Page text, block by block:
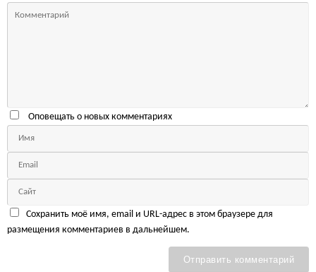
Оповещать о новых комментариях
Сохранить моё имя, email и URL-адрес в этом браузере для
размещения комментариев в дальнейшем.